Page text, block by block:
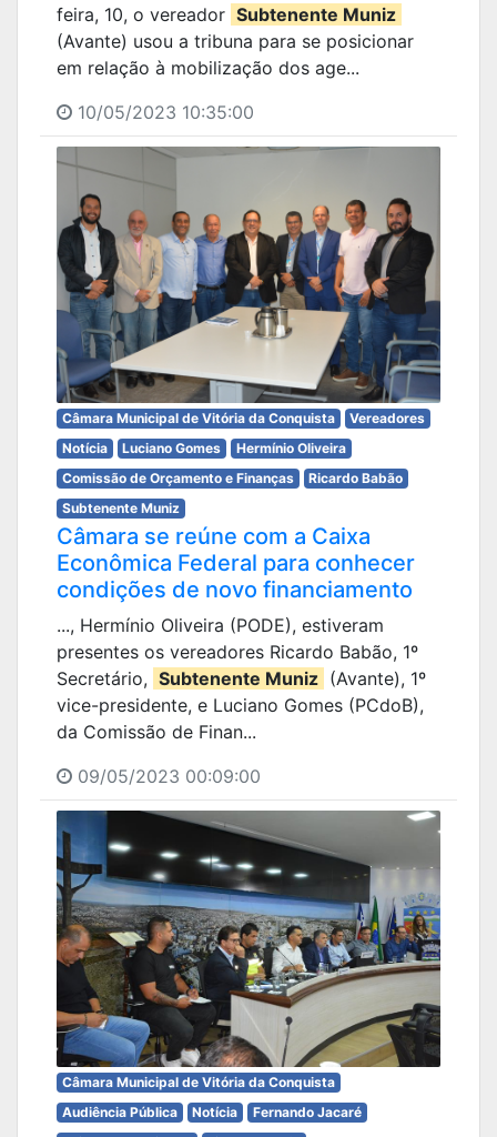
feira, 10, o vereador Subtenente Muniz
(Avante) usou a tribuna para se posicionar
em relação à mobilização dos age...
10/05/2023 10:35:00
Câmara Municipal de Vitória da Conquista
Vereadores
Notícia
Luciano Gomes
Hermínio Oliveira
Comissão de Orçamento e Finanças
Ricardo Babão
Subtenente Muniz
Câmara se reúne com a Caixa
Econômica Federal para conhecer
condições de novo financiamento
..., Hermínio Oliveira (PODE), estiveram
presentes os vereadores Ricardo Babão, 1º
Secretário, Subtenente Muniz (Avante), 1º
vice-presidente, e Luciano Gomes (PCdoB),
da Comissão de Finan...
09/05/2023 00:09:00
Câmara Municipal de Vitória da Conquista
Audiência Pública
Notícia
Fernando Jacaré